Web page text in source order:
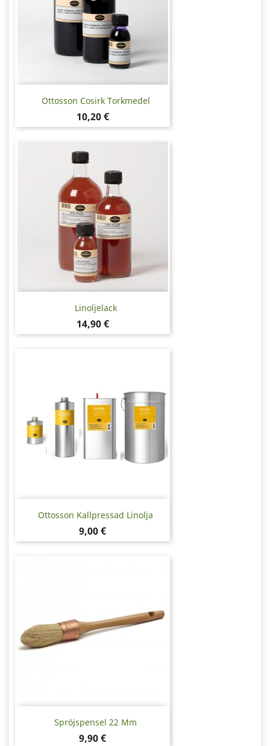
Ottosson Cosirk Torkmedel
Pris
10,20 €
Linoljelack
Pris
14,90 €
Ottosson Kallpressad Linolja
Pris
9,00 €
Spröjspensel 22 Mm
Pris
9,90 €